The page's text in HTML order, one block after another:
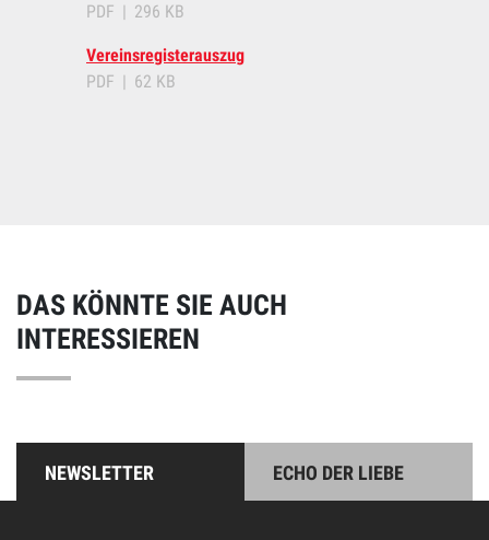
PDF
296 KB
Vereinsregisterauszug
PDF
62 KB
DAS KÖNNTE SIE AUCH
INTERESSIEREN
NEWSLETTER ECHO DER LIEBE